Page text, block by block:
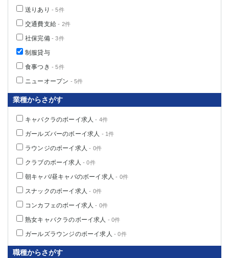
送りあり - 5件
交通費支給 - 2件
社保完備- 3件
制服貸与
食事つき - 5件
ニューオープン - 5件
業種からさがす
キャバクラのボーイ求人 - 4件
ガールズバーのボーイ求人 - 1件
ラウンジのボーイ求人 - 0件
クラブのボーイ求人 - 0件
朝キャバ/昼キャバのボーイ求人 - 0件
スナックのボーイ求人 - 0件
コンカフェのボーイ求人 - 0件
熟女キャバクラのボーイ求人 - 0件
ガールズラウンジのボーイ求人 - 0件
職種からさがす